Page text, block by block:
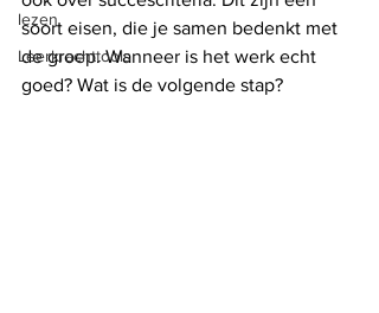
lezen
Leerkrachttools
soort eisen, die je samen bedenkt met
de groep. Wanneer is het werk echt
goed? Wat is de volgende stap?